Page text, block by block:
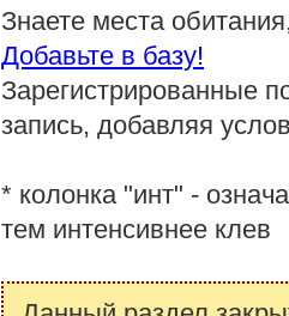
Знаете места
Добавьте в базу!
Зарегистрированные
запись, добавляя
* колонка "инт" -
тем интенсивнее клев